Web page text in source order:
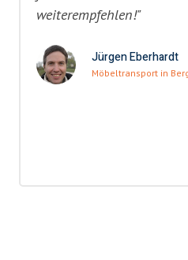
weiterempfehlen!"
Jürgen Eberhardt
Möbeltransport in